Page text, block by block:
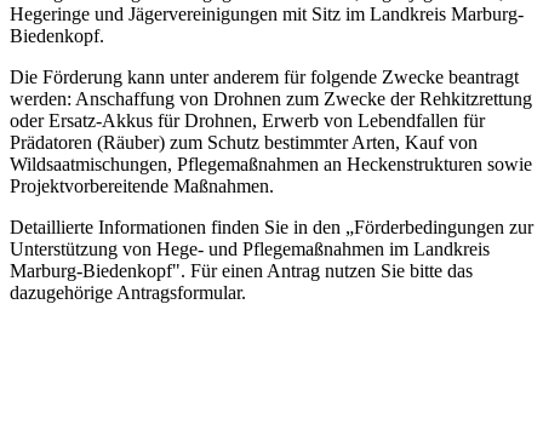
Hegeringe und Jägervereinigungen mit Sitz im Landkreis Marburg-
Biedenkopf.
Die Förderung kann unter anderem für folgende Zwecke beantragt
werden: Anschaffung von Drohnen zum Zwecke der Rehkitzrettung
oder Ersatz-Akkus für Drohnen, Erwerb von Lebendfallen für
Prädatoren (Räuber) zum Schutz bestimmter Arten, Kauf von
Wildsaatmischungen, Pflegemaßnahmen an Heckenstrukturen sowie
Projektvorbereitende Maßnahmen.
Detaillierte Informationen finden Sie in den „Förderbedingungen zur
Unterstützung von Hege- und Pflegemaßnahmen im Landkreis
Marburg-Biedenkopf". Für einen Antrag nutzen Sie bitte das
dazugehörige Antragsformular.